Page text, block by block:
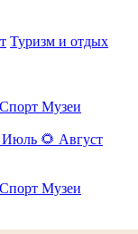
Туризм и отдых
Спорт Музеи
Июль 🌻 Август
Спорт Музеи